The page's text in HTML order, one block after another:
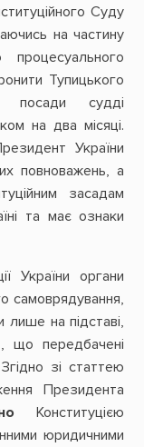
Суду
на частину
Тупицького
посади судді
на два місяці.
України
повноважень, а
засадам
та має ознаки
України органи
самоврядування,
лише на підставі,
що передбачені
зі статтею
Президента
Конституцією
юридичними